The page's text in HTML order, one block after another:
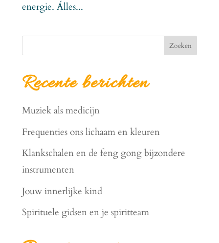
energie. Álles...
Zoeken
Recente berichten
Muziek als medicijn
Frequenties ons lichaam en kleuren
Klankschalen en de feng gong bijzondere
instrumenten
Jouw innerlijke kind
Spirituele gidsen en je spiritteam